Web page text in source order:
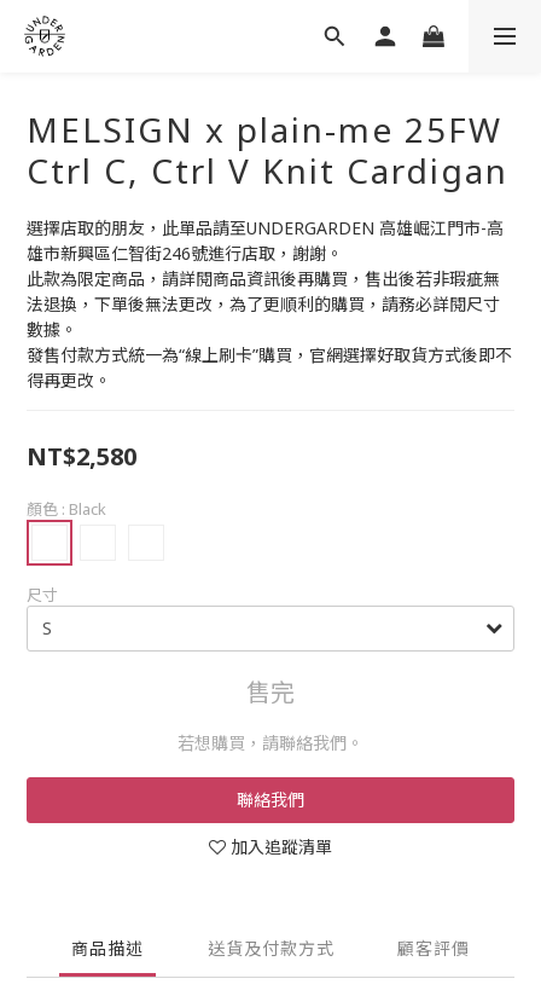
MELSIGN x plain-me 25FW
Ctrl C, Ctrl V Knit Cardigan
選擇店取的朋友，此單品請至UNDERGARDEN 高雄崛江門市-高
雄市新興區仁智街246號進行店取，謝謝。
此款為限定商品，請詳閱商品資訊後再購買，售出後若非瑕疵無
法退換，下單後無法更改，為了更順利的購買，請務必詳閱尺寸
數據。
發售付款方式統一為“線上刷卡”購買，官網選擇好取貨方式後即不
得再更改。
NT$2,580
顏色 : Black
尺寸
售完
若想購買，請聯絡我們。
聯絡我們
加入追蹤清單
商品描述 送貨及付款方式 顧客評價